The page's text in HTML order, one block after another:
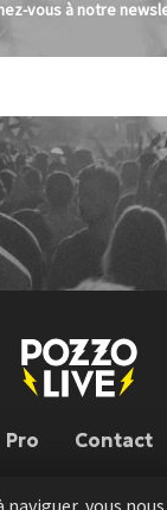
vous à notre
Pro Contact
vous